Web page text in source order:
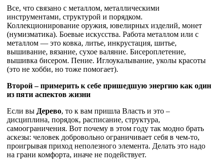
Все, что связано с металлом, металлическими
инструментами, структурой и порядком.
Коллекционирование оружия, ювелирных изделий, монет
(нумизматика). Боевые искусства. Работа металлом или с
металлом — это ковка, литье, инкрустация, шитье,
вышивание, вязание, сухое валяние. Бисероплетение,
вышивка бисером. Пение. Иглоукалывание, уколы красоты
(это не хобби, но тоже помогает).
Второй – примерить к себе пришедшую энергию как один
из пяти аспектов жизни
Если вы Дерево, то к вам пришла Власть и это –
дисциплина, порядок, расписание, структура,
самоограничения. Вот почему в этом году так модно брать
аскезы: человек добровольно ограничивает себя в чем-то,
проигрывая приход неполезного элемента. Делать это надо
на грани комфорта, иначе не подействует.